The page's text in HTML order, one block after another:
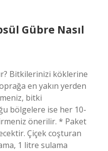
Gübre Nasıl
Bitkilerinizi köklerine
en yakın yerden
bitki
bölgelere ise her 10-
önerilir. * Paket
Çiçek coşturan
1 litre sulama